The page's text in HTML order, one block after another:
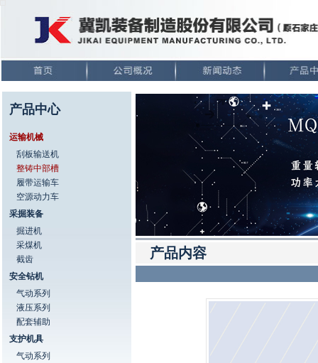
产品中心
运输机械
刮板输送机
整铸中部槽
履带运输车
空源动力车
采掘装备
掘进机
采煤机
截齿
安全钻机
气动系列
液压系列
配套辅助
支护机具
气动系列
产品内容